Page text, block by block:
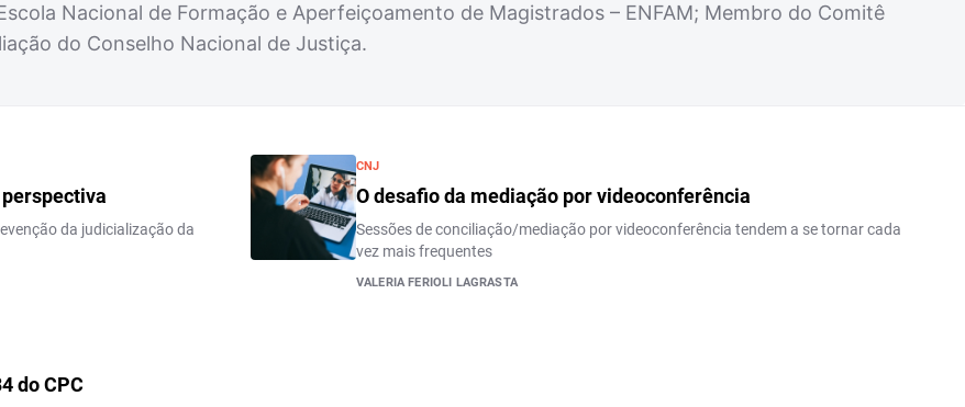
Nacional de Formação e Aperfeiçoamento de Magistrados – ENFAM; Membro do Comitê
do Conselho Nacional de Justiça.
perspectiva
da judicialização da
CNJ
O desafio da mediação por videoconferência
Sessões de conciliação/mediação por videoconferência tendem a se tornar cada
vez mais frequentes
VALERIA FERIOLI LAGRASTA
do CPC